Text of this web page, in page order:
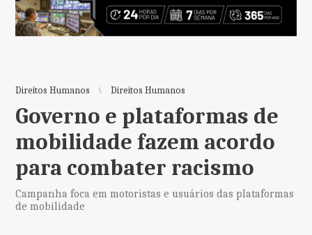
Direitos Humanos Direitos Humanos
Governo e plataformas de
mobilidade fazem acordo
para combater racismo
Campanha foca em motoristas e usuários das plataformas
de mobilidade